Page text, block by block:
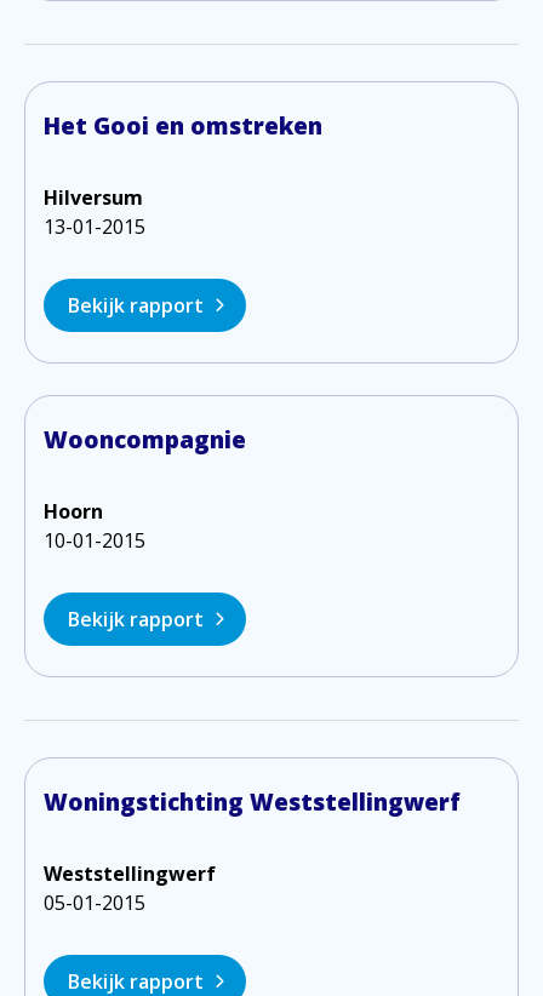
Het Gooi en omstreken
Hilversum
13-01-2015
Bekijk rapport
Wooncompagnie
Hoorn
10-01-2015
Bekijk rapport
Woningstichting Weststellingwerf
Weststellingwerf
05-01-2015
Bekijk rapport